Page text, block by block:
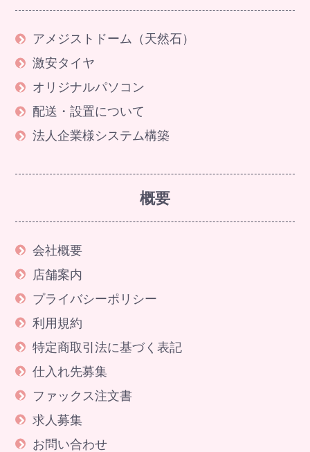
アメジストドーム（天然石）
激安タイヤ
オリジナルパソコン
配送・設置について
法人企業様システム構築
概要
会社概要
店舗案内
プライバシーポリシー
利用規約
特定商取引法に基づく表記
仕入れ先募集
ファックス注文書
求人募集
お問い合わせ